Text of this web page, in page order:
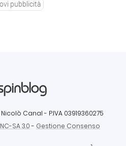
pubblicità
Nicolò Canal - P.IVA 03919360275
SA 3.0- Gestione Consenso